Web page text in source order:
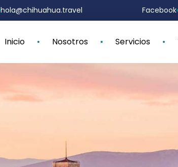
hola@chihuahua.travel Facebook
Inicio Nosotros Servicios